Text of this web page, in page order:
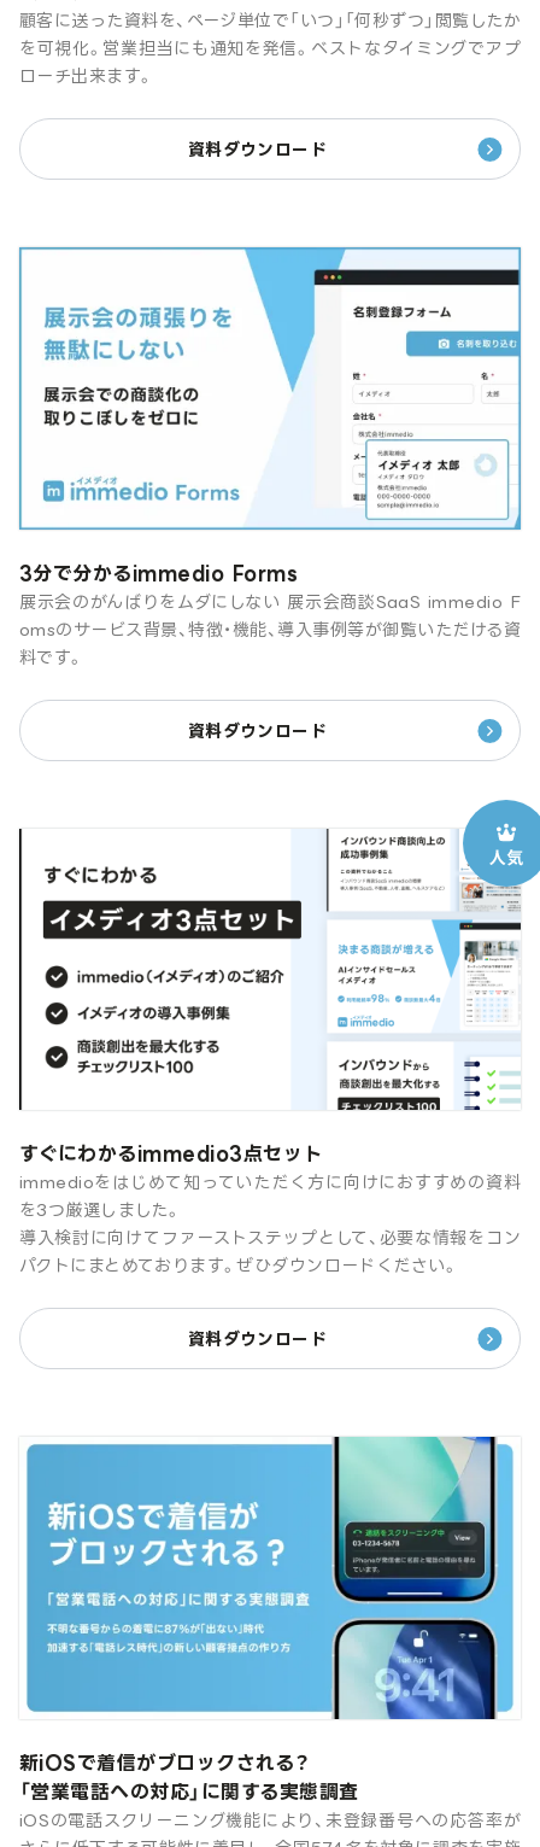
顧客に送った資料を、ページ単位で「いつ」「何秒ずつ」閲覧したか
を可視化。営業担当にも通知を発信。ベストなタイミングでアプ
ローチ出来ます。
資料ダウンロード
3分で分かるimmedio Forms
展示会のがんばりをムダにしない 展示会商談SaaS immedio F
omsのサービス背景、特徴・機能、導入事例等が御覧いただける資
料です。
資料ダウンロード
すぐにわかるimmedio3点セット
immedioをはじめて知っていただく方に向けにおすすめの資料
を3つ厳選しました。
導入検討に向けてファーストステップとして、必要な情報をコン
パクトにまとめております。ぜひダウンロードください。
資料ダウンロード
新iOSで着信がブロックされる？
「営業電話への対応」に関する実態調査
iOSの電話スクリーニング機能により、未登録番号への応答率が